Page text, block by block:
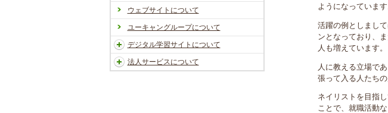
ウェブサイトについて
ユーキャングループについて
デジタル学習サイトについて
法人サービスについて
ようになっています
活躍の例としまし
ンとなっており、
人も増えています。
人に教える立場で
張って入る人たち
ネイリストを目指
ことで、就職活動